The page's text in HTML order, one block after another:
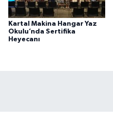
Kartal Makina Hangar Yaz
Okulu’nda Sertifika
Heyecanı